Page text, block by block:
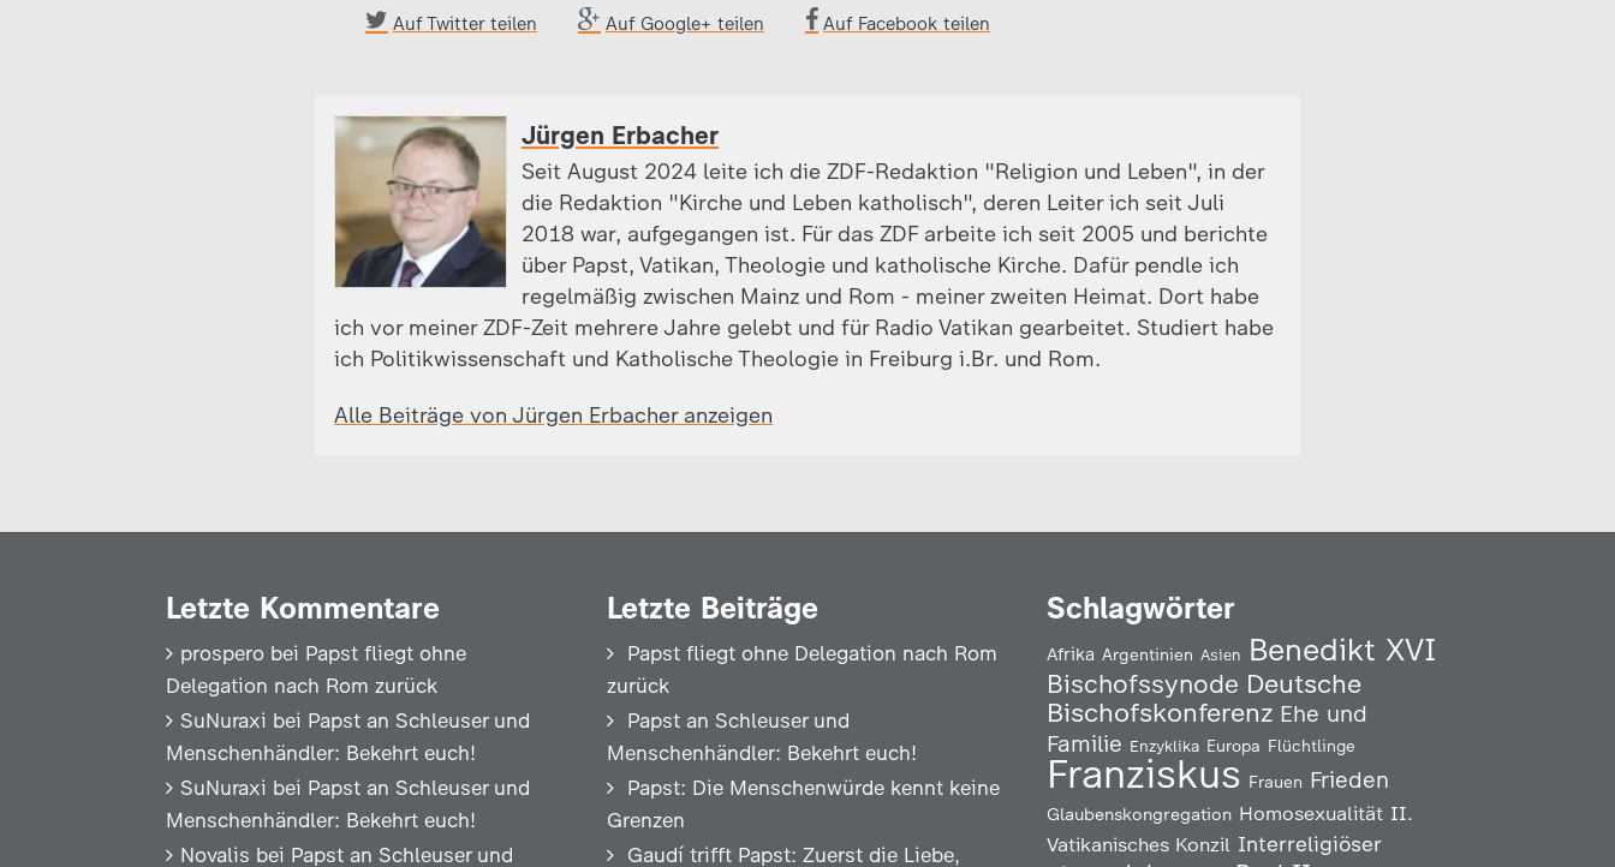
Auf Twitter teilen Auf Google+ teilen Auf Facebook teilen
Jürgen Erbacher
Seit August 2024 leite ich die ZDF-Redaktion "Religion und Leben", in der
die Redaktion "Kirche und Leben katholisch", deren Leiter ich seit Juli
2018 war, aufgegangen ist. Für das ZDF arbeite ich seit 2005 und berichte
über Papst, Vatikan, Theologie und katholische Kirche. Dafür pendle ich
regelmäßig zwischen Mainz und Rom - meiner zweiten Heimat. Dort habe
ich vor meiner ZDF-Zeit mehrere Jahre gelebt und für Radio Vatikan gearbeitet. Studiert habe
ich Politikwissenschaft und Katholische Theologie in Freiburg i.Br. und Rom.
Alle Beiträge von Jürgen Erbacher anzeigen
Letzte Kommentare
prospero bei Papst fliegt ohne
Delegation nach Rom zurück
SuNuraxi bei Papst an Schleuser und
Menschenhändler: Bekehrt euch!
SuNuraxi bei Papst an Schleuser und
Menschenhändler: Bekehrt euch!
Novalis bei Papst an Schleuser und
Letzte Beiträge
Papst fliegt ohne Delegation nach Rom
zurück
Papst an Schleuser und
Menschenhändler: Bekehrt euch!
Papst: Die Menschenwürde kennt keine
Grenzen
Gaudí trifft Papst: Zuerst die Liebe,
Schlagwörter
Afrika Argentinien Asien Benedikt XVI
Bischofssynode Deutsche
Bischofskonferenz Ehe und
Familie Enzyklika Europa Flüchtlinge
Franziskus Frauen Frieden
Glaubenskongregation Homosexualität II.
Vatikanisches Konzil Interreligiöser